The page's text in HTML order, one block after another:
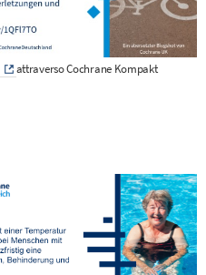
attraverso Cochrane Kompakt